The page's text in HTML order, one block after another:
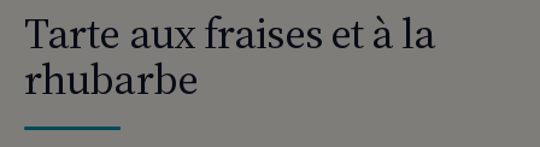
Tarte aux fraises et à la
rhubarbe